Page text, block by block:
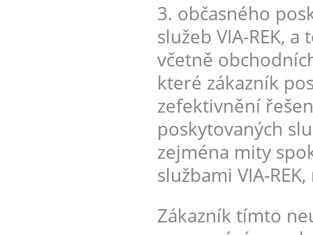
3. občasného
služeb VIA-REK,
včetně
které zákazník
zefektivnění
poskytovaných
zejména mity
službami VIA-
Zákazník tímto